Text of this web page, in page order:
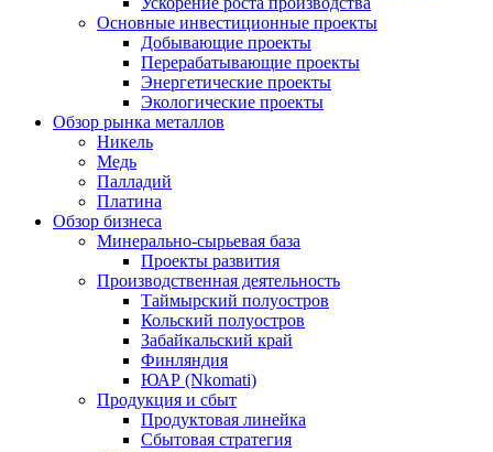
Основные инвестиционные проекты
Добывающие проекты
Перерабатывающие проекты
Энергетические проекты
Экологические проекты
Обзор рынка металлов
Никель
Медь
Палладий
Платина
Обзор бизнеса
Минерально-сырьевая база
Проекты развития
Производственная деятельность
Таймырский полуостров
Кольский полуостров
Забайкальский край
Финляндия
ЮАР (Nkomati)
Продукция и сбыт
Продуктовая линейка
Сбытовая стратегия